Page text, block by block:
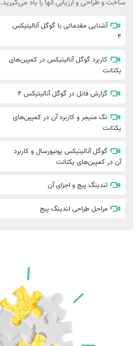
ساخت و طراحی و ارزیابی آنها را یاد می‌گیرید.
آشنایی مقدماتی با گوگل آنالیتیکس
۴
کاربرد گوگل آنالیتیکس در کمپین‌های
یکتانت
گزارش فانل در گوگل آنالیتیکس ۴
تگ منیجر و کاربرد آن در کمپین‌های
یکتانت
گوگل آنالیتیکس یونیورسال و کاربرد
آن در کمپین‌های یکتانت
لندینگ پیج و اجزای آن
مراحل طراحی لندینگ پیج